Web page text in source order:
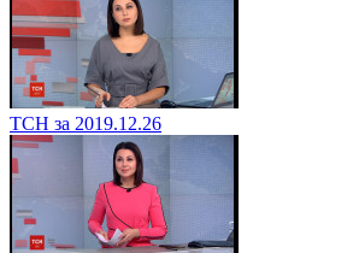
ТСН за 2019.12.26